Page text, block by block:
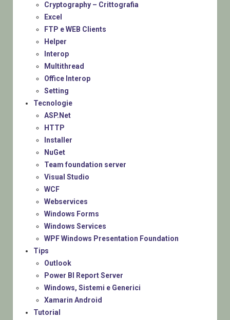
Cryptography – Crittografia
Excel
FTP e WEB Clients
Helper
Interop
Multithread
Office Interop
Setting
Tecnologie
ASP.Net
HTTP
Installer
NuGet
Team foundation server
Visual Studio
WCF
Webservices
Windows Forms
Windows Services
WPF Windows Presentation Foundation
Tips
Outlook
Power BI Report Server
Windows, Sistemi e Generici
Xamarin Android
Tutorial